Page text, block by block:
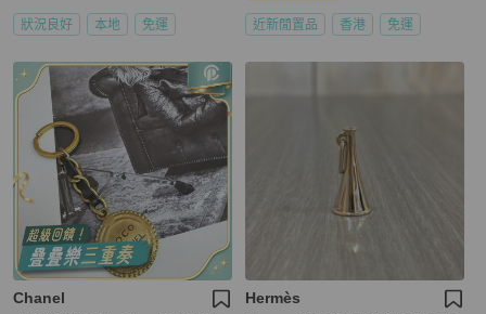
狀況良好 本地 免運 近新閒置品 香港 免運
Chanel Hermès